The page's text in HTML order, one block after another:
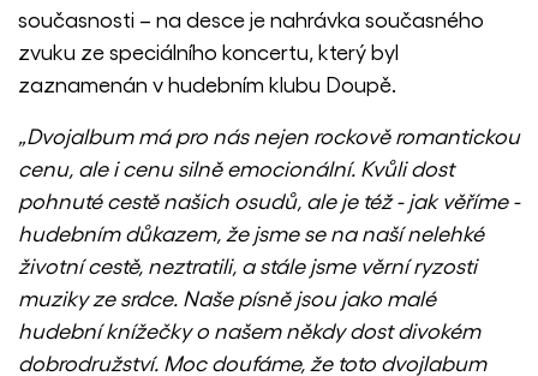
současnosti – na desce je nahrávka současného
zvuku ze speciálního koncertu, který byl
zaznamenán v hudebním klubu Doupě.
„Dvojalbum má pro nás nejen rockově romantickou
cenu, ale i cenu silně emocionální. Kvůli dost
pohnuté cestě našich osudů, ale je též - jak věříme -
hudebním důkazem, že jsme se na naší nelehké
životní cestě, neztratili, a stále jsme věrní ryzosti
muziky ze srdce. Naše písně jsou jako malé
hudební knížečky o našem někdy dost divokém
dobrodružství. Moc doufáme, že toto dvojlabum